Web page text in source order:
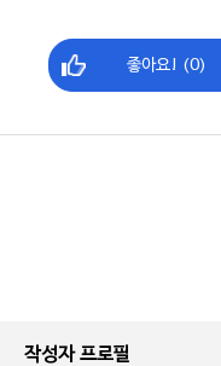
좋아요! (0)
작성자 프로필